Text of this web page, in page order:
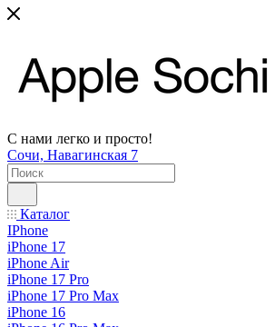
С нами легко и просто!
Сочи, Навагинская 7
Каталог
IPhone
iPhone 17
iPhone Air
iPhone 17 Pro
iPhone 17 Pro Max
iPhone 16